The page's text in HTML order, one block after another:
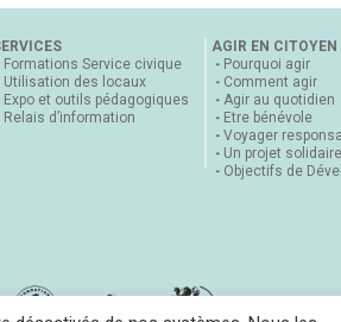
Formations Service civique
Utilisation des locaux
Expo et outils pédagogiques
Relais d’information
AGIR EN CITOYEN
Pourquoi agir
Comment agir
Agir au quotidien
Etre bénévole
Voyager
Un projet solidaire
Objectifs de